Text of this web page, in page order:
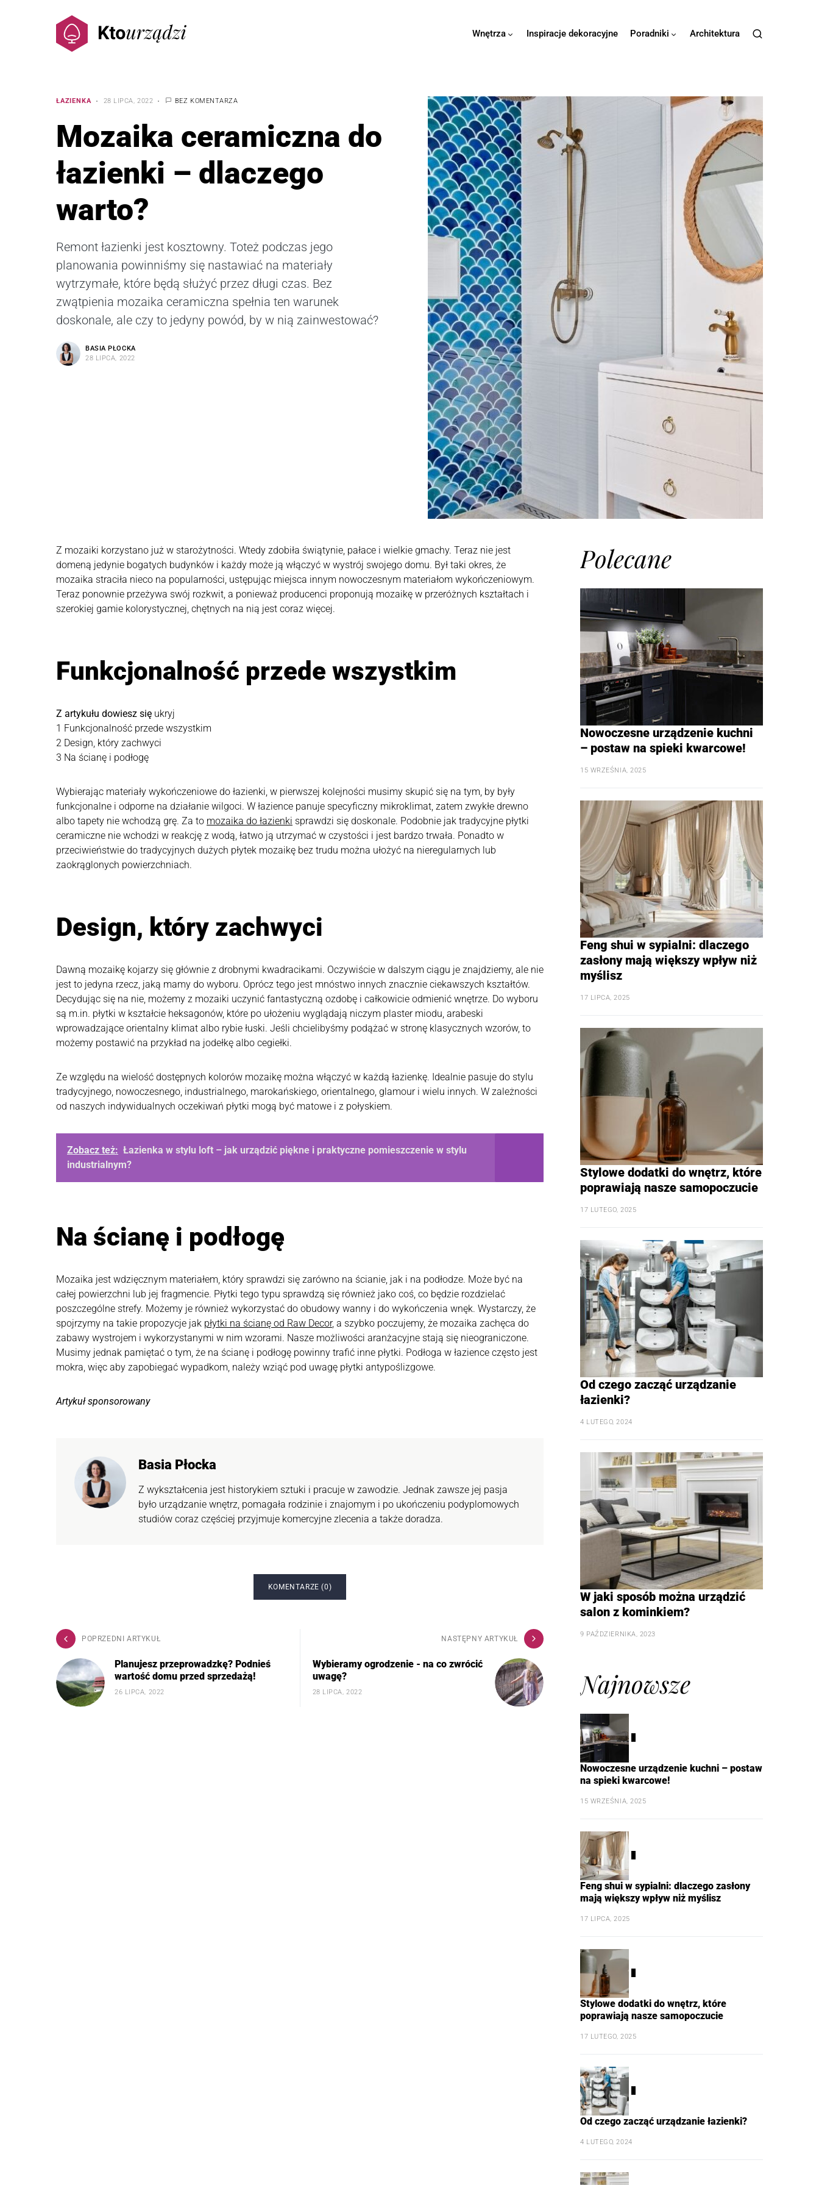
Wnętrza Inspiracje dekoracyjne Poradniki Architektura
ŁAZIENKA 28 LIPCA, 2022 BEZ KOMENTARZA
Mozaika ceramiczna do
łazienki – dlaczego
warto?
Remont łazienki jest kosztowny. Toteż podczas jego
planowania powinniśmy się nastawiać na materiały
wytrzymałe, które będą służyć przez długi czas. Bez
zwątpienia mozaika ceramiczna spełnia ten warunek
doskonale, ale czy to jedyny powód, by w nią zainwestować?
BASIA PŁOCKA
28 LIPCA, 2022
Z mozaiki korzystano już w starożytności. Wtedy zdobiła świątynie, pałace i wielkie gmachy. Teraz nie jest
domeną jedynie bogatych budynków i każdy może ją włączyć w wystrój swojego domu. Był taki okres, że
mozaika straciła nieco na popularności, ustępując miejsca innym nowoczesnym materiałom wykończeniowym.
Teraz ponownie przeżywa swój rozkwit, a ponieważ producenci proponują mozaikę w przeróżnych kształtach i
szerokiej gamie kolorystycznej, chętnych na nią jest coraz więcej.
Funkcjonalność przede wszystkim
Z artykułu dowiesz się ukryj
1 Funkcjonalność przede wszystkim
2 Design, który zachwyci
3 Na ścianę i podłogę
Wybierając materiały wykończeniowe do łazienki, w pierwszej kolejności musimy skupić się na tym, by były
funkcjonalne i odporne na działanie wilgoci. W łazience panuje specyficzny mikroklimat, zatem zwykłe drewno
albo tapety nie wchodzą grę. Za to mozaika do łazienki sprawdzi się doskonale. Podobnie jak tradycyjne płytki
ceramiczne nie wchodzi w reakcję z wodą, łatwo ją utrzymać w czystości i jest bardzo trwała. Ponadto w
przeciwieństwie do tradycyjnych dużych płytek mozaikę bez trudu można ułożyć na nieregularnych lub
zaokrąglonych powierzchniach.
Design, który zachwyci
Dawną mozaikę kojarzy się głównie z drobnymi kwadracikami. Oczywiście w dalszym ciągu je znajdziemy, ale nie
jest to jedyna rzecz, jaką mamy do wyboru. Oprócz tego jest mnóstwo innych znacznie ciekawszych kształtów.
Decydując się na nie, możemy z mozaiki uczynić fantastyczną ozdobę i całkowicie odmienić wnętrze. Do wyboru
są m.in. płytki w kształcie heksagonów, które po ułożeniu wyglądają niczym plaster miodu, arabeski
wprowadzające orientalny klimat albo rybie łuski. Jeśli chcielibyśmy podążać w stronę klasycznych wzorów, to
możemy postawić na przykład na jodełkę albo cegiełki.
Ze względu na wielość dostępnych kolorów mozaikę można włączyć w każdą łazienkę. Idealnie pasuje do stylu
tradycyjnego, nowoczesnego, industrialnego, marokańskiego, orientalnego, glamour i wielu innych. W zależności
od naszych indywidualnych oczekiwań płytki mogą być matowe i z połyskiem.
Zobacz też: Łazienka w stylu loft – jak urządzić piękne i praktyczne pomieszczenie w stylu
industrialnym?
Na ścianę i podłogę
Mozaika jest wdzięcznym materiałem, który sprawdzi się zarówno na ścianie, jak i na podłodze. Może być na
całej powierzchni lub jej fragmencie. Płytki tego typu sprawdzą się również jako coś, co będzie rozdzielać
poszczególne strefy. Możemy je również wykorzystać do obudowy wanny i do wykończenia wnęk. Wystarczy, że
spojrzymy na takie propozycje jak płytki na ścianę od Raw Decor, a szybko poczujemy, że mozaika zachęca do
zabawy wystrojem i wykorzystanymi w nim wzorami. Nasze możliwości aranżacyjne stają się nieograniczone.
Musimy jednak pamiętać o tym, że na ścianę i podłogę powinny trafić inne płytki. Podłoga w łazience często jest
mokra, więc aby zapobiegać wypadkom, należy wziąć pod uwagę płytki antypoślizgowe.
Artykuł sponsorowany
Basia Płocka
Z wykształcenia jest historykiem sztuki i pracuje w zawodzie. Jednak zawsze jej pasja
było urządzanie wnętrz, pomagała rodzinie i znajomym i po ukończeniu podyplomowych
studiów coraz częściej przyjmuje komercyjne zlecenia a także doradza.
KOMENTARZE (0)
POPRZEDNI ARTYKUŁ
Planujesz przeprowadzkę? Podnieś
wartość domu przed sprzedażą!
26 LIPCA, 2022
NASTĘPNY ARTYKUŁ
Wybieramy ogrodzenie - na co zwrócić
uwagę?
28 LIPCA, 2022
Polecane
Nowoczesne urządzenie kuchni
– postaw na spieki kwarcowe!
15 WRZEŚNIA, 2025
Feng shui w sypialni: dlaczego
zasłony mają większy wpływ niż
myślisz
17 LIPCA, 2025
Stylowe dodatki do wnętrz, które
poprawiają nasze samopoczucie
17 LUTEGO, 2025
Od czego zacząć urządzanie
łazienki?
4 LUTEGO, 2024
W jaki sposób można urządzić
salon z kominkiem?
9 PAŹDZIERNIKA, 2023
Najnowsze
Nowoczesne urządzenie kuchni – postaw
na spieki kwarcowe!
15 WRZEŚNIA, 2025
Feng shui w sypialni: dlaczego zasłony
mają większy wpływ niż myślisz
17 LIPCA, 2025
Stylowe dodatki do wnętrz, które
poprawiają nasze samopoczucie
17 LUTEGO, 2025
Od czego zacząć urządzanie łazienki?
4 LUTEGO, 2024